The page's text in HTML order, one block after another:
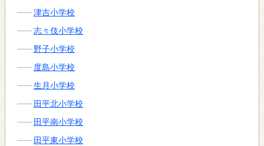
津吉小学校
志々伎小学校
野子小学校
度島小学校
生月小学校
田平北小学校
田平南小学校
田平東小学校